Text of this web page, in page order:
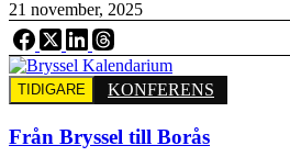
21 november, 2025
TIDIGARE KONFERENS
Från Bryssel till Borås